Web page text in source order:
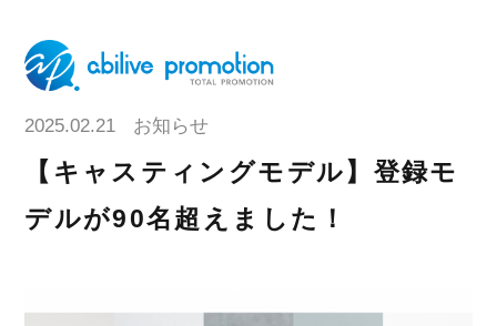
2025.02.21 お知らせ
【キャスティングモデル】登録モ
デルが90名超えました！